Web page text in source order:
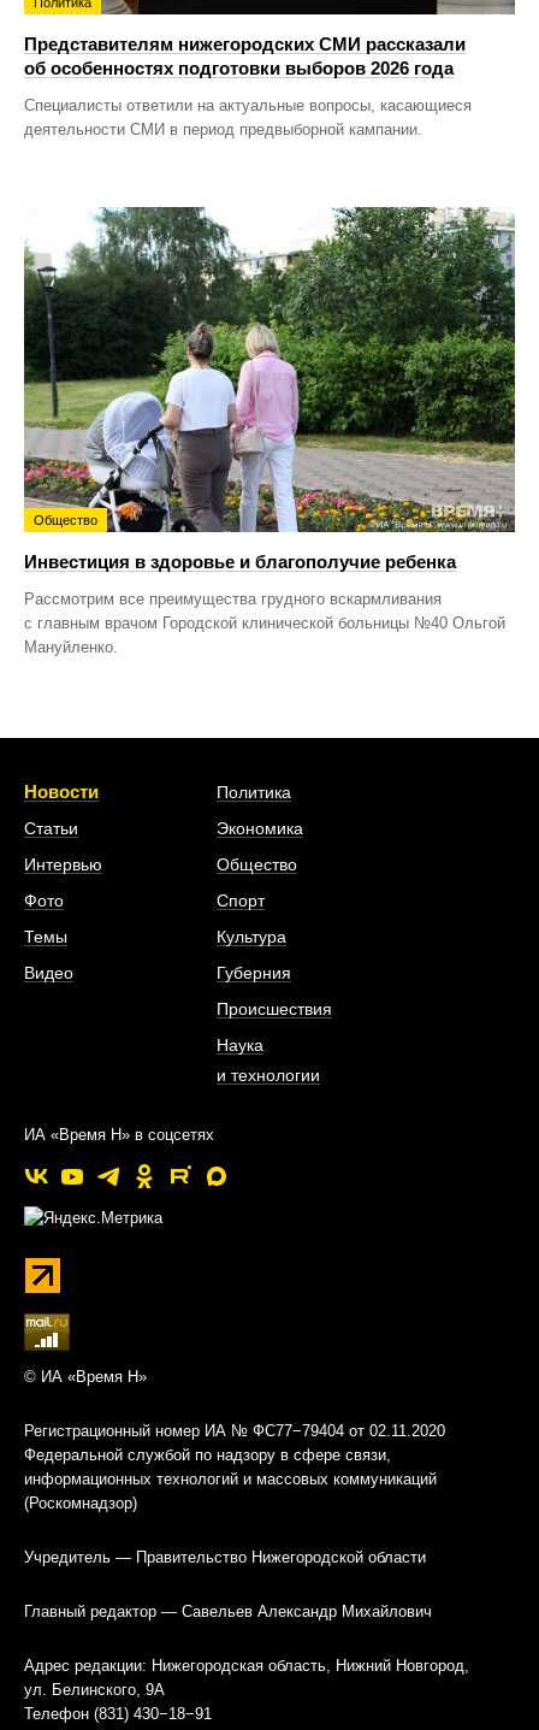
Представителям нижегородских СМИ рассказали
об особенностях подготовки выборов 2026 года
Специалисты ответили на актуальные вопросы, касающиеся
деятельности СМИ в период предвыборной кампании.
Общество
Инвестиция в здоровье и благополучие ребенка
Рассмотрим все преимущества грудного вскармливания
с главным врачом Городской клинической больницы №40 Ольгой
Мануйленко.
Новости
Статьи
Интервью
Фото
Темы
Видео
Политика
Экономика
Общество
Спорт
Культура
Губерния
Происшествия
Наука
и технологии
ИА «Время Н» в соцсетях
© ИА «Время Н»
Регистрационный номер ИА № ФС77−79404 от 02.11.2020
Федеральной службой по надзору в сфере связи,
информационных технологий и массовых коммуникаций
(Роскомнадзор)
Учредитель — Правительство Нижегородской области
Главный редактор — Савельев Александр Михайлович
Адрес редакции: Нижегородская область, Нижний Новгород,
ул. Белинского, 9А
Телефон (831) 430−18−91